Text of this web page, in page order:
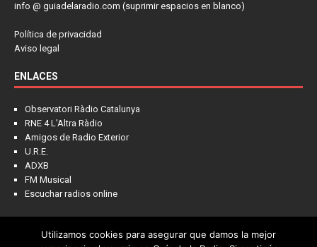
info @ guiadelaradio.com (suprimir espacios en blanco)
Política de privacidad
Aviso legal
ENLACES
Observatori Ràdio Catalunya
RNE 4 L'Altra Ràdio
Amigos de Radio Exterior
U.R.E.
ADXB
FM Musical
Escuchar radios online
NOTICIAS FRECUENCIAS LA COLUMNA PIENSA EN LÍDER
Utilizamos cookies para asegurar que damos la mejor